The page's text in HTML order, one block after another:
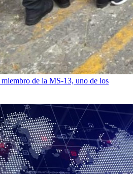
de la MS-13, uno de los